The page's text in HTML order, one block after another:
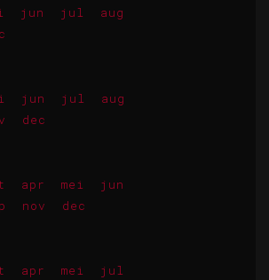
jun jul
aug
jun jul
aug
dec
apr mei
jun
nov dec
apr mei
jul